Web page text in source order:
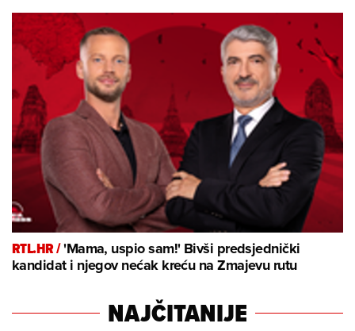
RTL.HR /'Mama, uspio sam!' Bivši predsjednički
kandidat i njegov nećak kreću na Zmajevu rutu
NAJČITANIJE